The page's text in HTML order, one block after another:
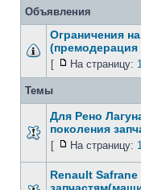
Объявления
Ограничения
[ На страницу:
Темы
Для Рено
поколения
[ На страницу:
Renault Safrane